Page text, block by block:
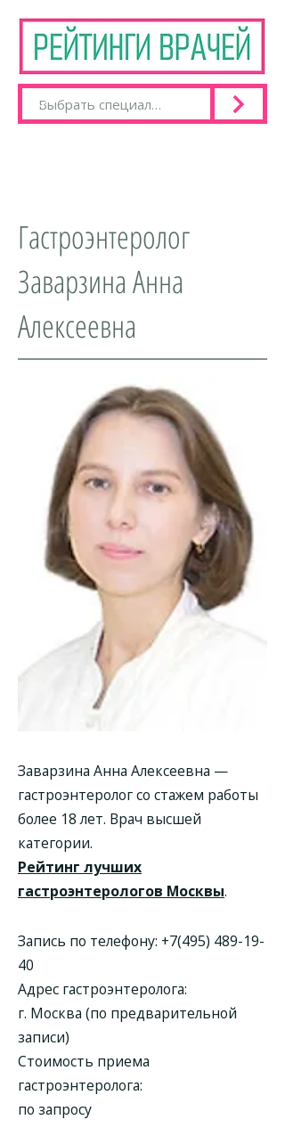
Гастроэнтеролог
Заварзина Анна
Алексеевна
Заварзина Анна Алексеевна —
гастроэнтеролог со стажем работы
более 18 лет. Врач высшей
категории.
Рейтинг лучших
гастроэнтерологов Москвы.
Запись по телефону: +7(495) 489-19-
40
Адрес гастроэнтеролога:
г. Москва (по предварительной
записи)
Стоимость приема
гастроэнтеролога:
по запросу